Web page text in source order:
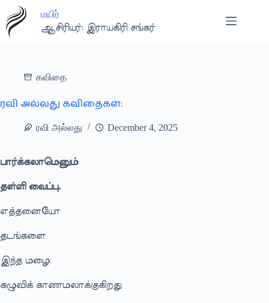
content
மயிர்
ஆசிரியர்: இராயகிரி சங்கர்
கவிதை
ரவி அல்லது கவிதைகள்:
ரவி அல்லது December 4, 2025
பார்க்கலாமெனும்
தள்ளி வைப்பு.
எத்தனையோ
தடங்களை
இந்த மழை
கழுவிக் காணமலாக்குகிறது